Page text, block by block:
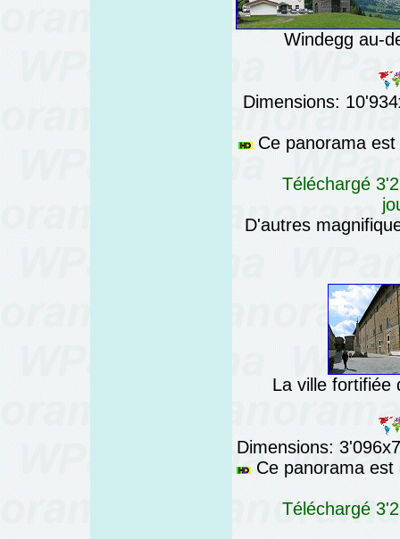
Windegg au-
Dimensions:
Ce panorama
Téléchargé
D'autres
La ville fortifiée
Dimensions:
Ce panorama est
Téléchargé